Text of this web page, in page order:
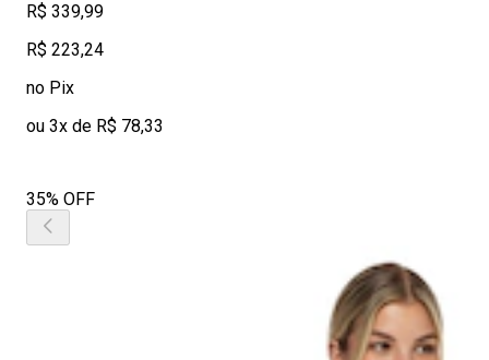
R$ 339,99
R$ 223,24
no Pix
ou 3x de R$ 78,33
35% OFF